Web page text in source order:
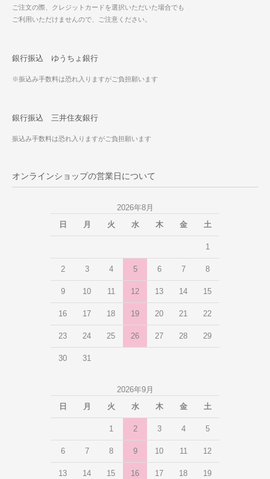
ご注文の際、クレジットカードを選択いただいた場合でも
ご利用いただけませんので、ご注意ください。
銀行振込 ゆうちょ銀行
※振込み手数料は恐れ入りますがご負担願います
銀行振込 三井住友銀行
振込み手数料は恐れ入りますがご負担願います
オンラインショップの営業日について
2026年8月
日
月 火 水 木 金 土
1
2 3 4 5 6 7 8
9 10 11 12 13 14 15
16 17 18 19 20 21 22
23 24 25 26 27 28 29
30 31
2026年9月
日
月 火 水 木 金 土
1 2 3 4 5
6 7 8 9 10 11 12
13 14 15 16 17 18 19